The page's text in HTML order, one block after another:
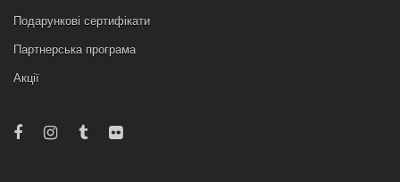
Подарункові сертифікати
Партнерська програма
Акції